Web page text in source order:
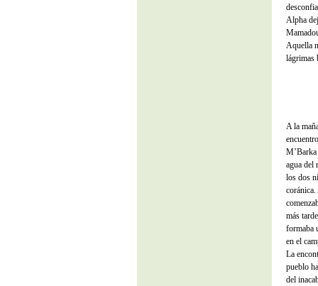
Alpha
Aquella
lágrimas
A la
agua del
los dos
más
formaba
en el
La
pueblo
del